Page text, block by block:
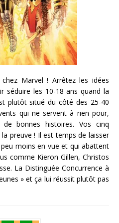
Marvel ! Arrêtez les idées
séduire les 10-18 ans quand la
plutôt situé du côté des 25-40
qui ne servent à rien pour,
bonnes histoires. Vos cinq
preuve ! Il est temps de laisser
moins en vue et qui abattent
comme Kieron Gillen, Christos
La Distinguée Concurrence à
» et ça lui réussit plutôt pas